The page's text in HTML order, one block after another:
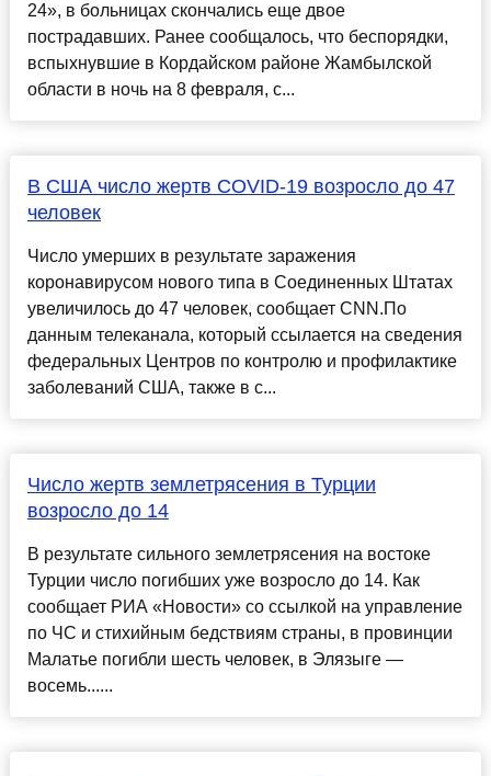
24», в больницах скончались еще двое
пострадавших. Ранее сообщалось, что беспорядки,
вспыхнувшие в Кордайском районе Жамбылской
области в ночь на 8 февраля, с...
В США число жертв COVID-19 возросло до 47
человек
Число умерших в результате заражения
коронавирусом нового типа в Соединенных Штатах
увеличилось до 47 человек, сообщает CNN.По
данным телеканала, который ссылается на сведения
федеральных Центров по контролю и профилактике
заболеваний США, также в с...
Число жертв землетрясения в Турции
возросло до 14
В результате сильного землетрясения на востоке
Турции число погибших уже возросло до 14. Как
сообщает РИА «Новости» со ссылкой на управление
по ЧС и стихийным бедствиям страны, в провинции
Малатье погибли шесть человек, в Элязыге —
восемь......